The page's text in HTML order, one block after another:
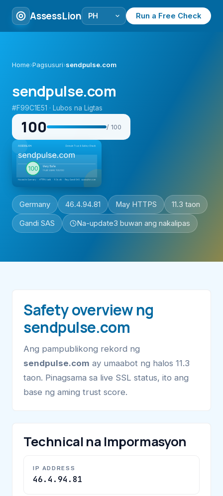
AssessLion Run a Free Check
Home›Pagsusuri›sendpulse.com
sendpulse.com
#F99C1E51 · Lubos na Ligtas
100 / 100
Germany 46.4.94.81 May HTTPS 11.3 taon
Gandi SAS Na-update3 buwan ang nakalipas
Safety overview ng
sendpulse.com
Ang pampublikong rekord ng
sendpulse.com ay umaabot ng halos 11.3
taon. Pinagsama sa live SSL status, ito ang
base ng aming trust score.
Technical na Impormasyon
IP ADDRESS
46.4.94.81